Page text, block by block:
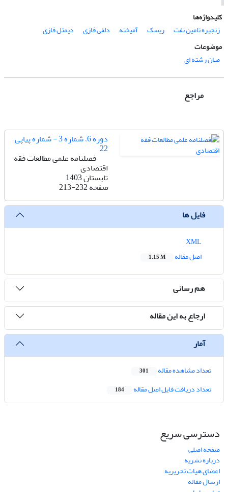
کلیدواژه‌ها
زنجیره تامین نفت
ریسک آمیخته دلفی فازی
دیمتل فازی
موضوعات
میان رشته ای
مراجع
دوره 6، شماره 3 - شماره پیاپی
22
فصلنامه علمی مطالعات فقه
اقتصادی
تابستان 1403
صفحه213-232
فایل ها
اصل مقاله
1.15 M
هم رسانی
ارجاع به این مقاله
آمار
تعداد مشاهده مقاله 301
تعداد دریافت فایل اصل مقاله 184
دسترسی سریع
صفحه اصلی
درباره نشریه
اعضای هیات تحریریه
ارسال مقاله